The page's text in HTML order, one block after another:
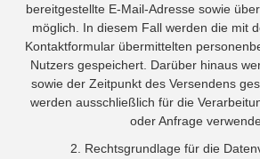
bereitgestellte E-Mail-Adresse sowie
möglich. In diesem Fall werden die mit
Kontaktformular übermittelten
Nutzers gespeichert. Darüber hinaus
sowie der Zeitpunkt des Versendens
werden ausschließlich für die
oder Anfrage
2. Rechtsgrundlage für die